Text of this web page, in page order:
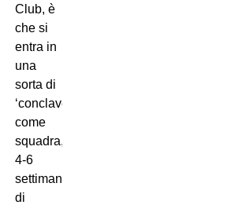
Club, è
che si
entra in
una
sorta di
‘conclave’
come
squadra,
4-6
settimane
di